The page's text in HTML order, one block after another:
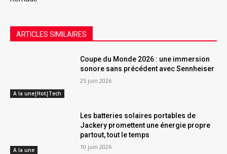
ARTICLES SIMILAIRES
A la une|Hot|Tech
Coupe du Monde 2026 : une immersion
sonore sans précédent avec Sennheiser
25 juin 2026
A la une
Les batteries solaires portables de
Jackery promettent une énergie propre
partout, tout le temps
10 juin 2026